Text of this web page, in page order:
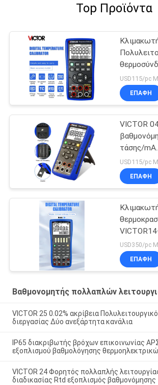
Top Προϊόντα
USD115/pc
ΕΠΑΦΉ
VICTOR
τάσης/mA
USD115/pc
ΕΠΑΦΉ
USD350/pc
ΕΠΑΦΉ
Βαθμονομητής πολλαπλών
VICTOR 25 0.02% ακρίβεια
διεργασίας Δύο ανεξάρτητα κανάλια
IP65 διακριβωτής βρόχων επικοινωνίας
εξοπλισμού βαθμολόγησης
VICTOR 24 Φορητός πολλαπλής
διαδικασίας Rtd εξοπλισμός βαθμονόμησης